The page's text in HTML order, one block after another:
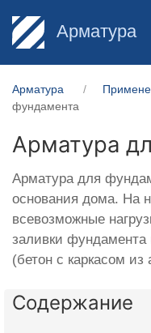
Арматура
Арматура
фундамента
Арматура
Арматура для
основания дома. На
всевозможные
заливки фундамента
(бетон с каркасом из
Содержание